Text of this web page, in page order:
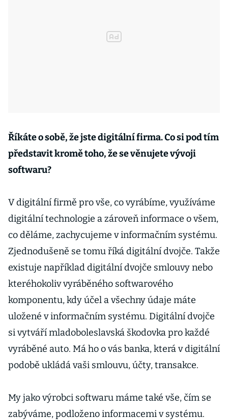
Říkáte o sobě, že jste digitální firma. Co si pod tím
představit kromě toho, že se věnujete vývoji
softwaru?
V digitální firmě pro vše, co vyrábíme, využíváme
digitální technologie a zároveň informace o všem,
co děláme, zachycujeme v informačním systému.
Zjednodušeně se tomu říká digitální dvojče. Takže
existuje například digitální dvojče smlouvy nebo
kteréhokoliv vyráběného softwarového
komponentu, kdy účel a všechny údaje máte
uložené v informačním systému. Digitální dvojče
si vytváří mladoboleslavská škodovka pro každé
vyráběné auto. Má ho o vás banka, která v digitální
podobě ukládá vaši smlouvu, účty, transakce.
My jako výrobci softwaru máme také vše, čím se
zabýváme, podloženo informacemi v systému.